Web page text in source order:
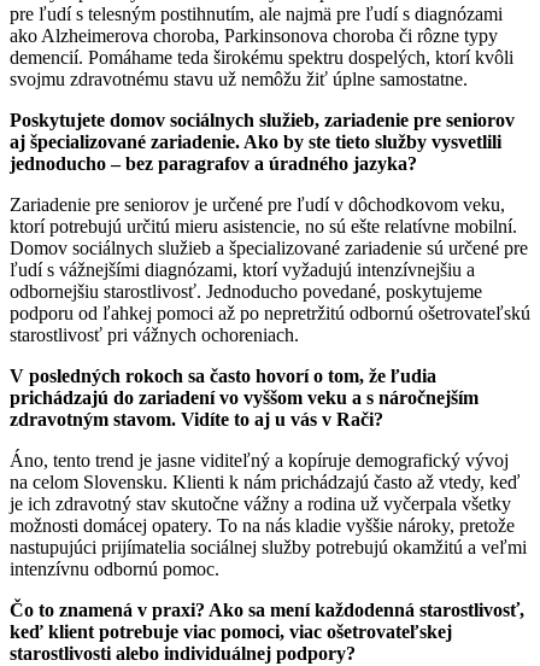
pre ľudí s telesným postihnutím, ale najmä pre ľudí s diagnózami
ako Alzheimerova choroba, Parkinsonova choroba či rôzne typy
demencií. Pomáhame teda širokému spektru dospelých, ktorí kvôli
svojmu zdravotnému stavu už nemôžu žiť úplne samostatne.
Poskytujete domov sociálnych služieb, zariadenie pre seniorov
aj špecializované zariadenie. Ako by ste tieto služby vysvetlili
jednoducho – bez paragrafov a úradného jazyka?
Zariadenie pre seniorov je určené pre ľudí v dôchodkovom veku,
ktorí potrebujú určitú mieru asistencie, no sú ešte relatívne mobilní.
Domov sociálnych služieb a špecializované zariadenie sú určené pre
ľudí s vážnejšími diagnózami, ktorí vyžadujú intenzívnejšiu a
odbornejšiu starostlivosť. Jednoducho povedané, poskytujeme
podporu od ľahkej pomoci až po nepretržitú odbornú ošetrovateľskú
starostlivosť pri vážnych ochoreniach.
V posledných rokoch sa často hovorí o tom, že ľudia
prichádzajú do zariadení vo vyššom veku a s náročnejším
zdravotným stavom. Vidíte to aj u vás v Rači?
Áno, tento trend je jasne viditeľný a kopíruje demografický vývoj
na celom Slovensku. Klienti k nám prichádzajú často až vtedy, keď
je ich zdravotný stav skutočne vážny a rodina už vyčerpala všetky
možnosti domácej opatery. To na nás kladie vyššie nároky, pretože
nastupujúci prijímatelia sociálnej služby potrebujú okamžitú a veľmi
intenzívnu odbornú pomoc.
Čo to znamená v praxi? Ako sa mení každodenná starostlivosť,
keď klient potrebuje viac pomoci, viac ošetrovateľskej
starostlivosti alebo individuálnej podpory?